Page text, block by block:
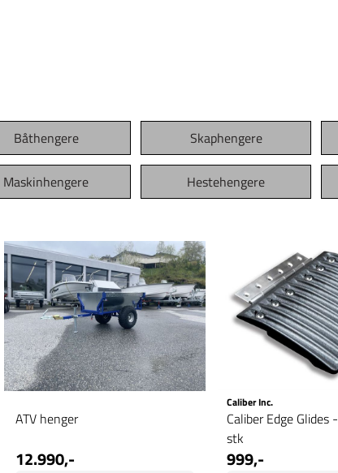
Båthengere Skaphengere
Maskinhengere Hestehengere
ATV henger
12.990,-
Caliber Inc.
Caliber Edge Glides
stk
999,-